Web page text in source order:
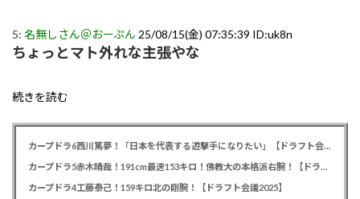
5: 名無しさん＠おーぷん 25/08/15(金) 07:35:39 ID:uk8n
ちょっとマト外れな主張やな
続きを読む
カープドラ6西川篤夢！「日本を代表する遊撃手になりたい」【ドラフト会議2025】
カープドラ5赤木晴哉！191cm最速153キロ！佛教大の本格派右腕！【ドラフト会議2025】
カープドラ4工藤泰己！159キロ北の剛腕！【ドラフト会議2025】